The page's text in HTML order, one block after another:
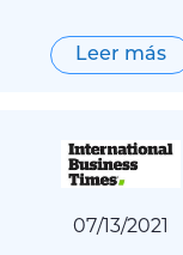
Leer más
07/ 13/2021